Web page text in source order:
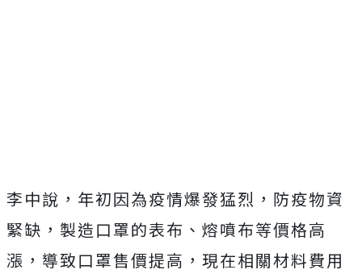
李中說，年初因為疫情爆發猛烈，防疫物資
緊缺，製造口罩的表布、熔噴布等價格高
漲，導致口罩售價提高，現在相關材料費用